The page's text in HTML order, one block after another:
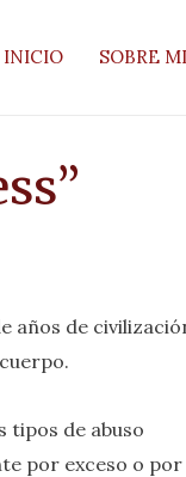
INICIO SOBRE MI
años de
tipos de abuso
por exceso o por